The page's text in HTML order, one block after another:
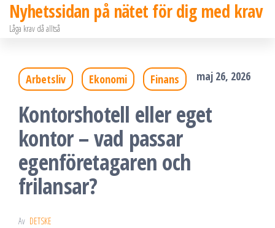
Hoppa
till
Nyhetssidan på nätet för dig med krav
Låga krav då alltså
Arbetsliv Ekonomi Finans maj 26, 2026
Kontorshotell eller eget
kontor – vad passar
egenföretagaren och
frilansar?
Av DETSKE